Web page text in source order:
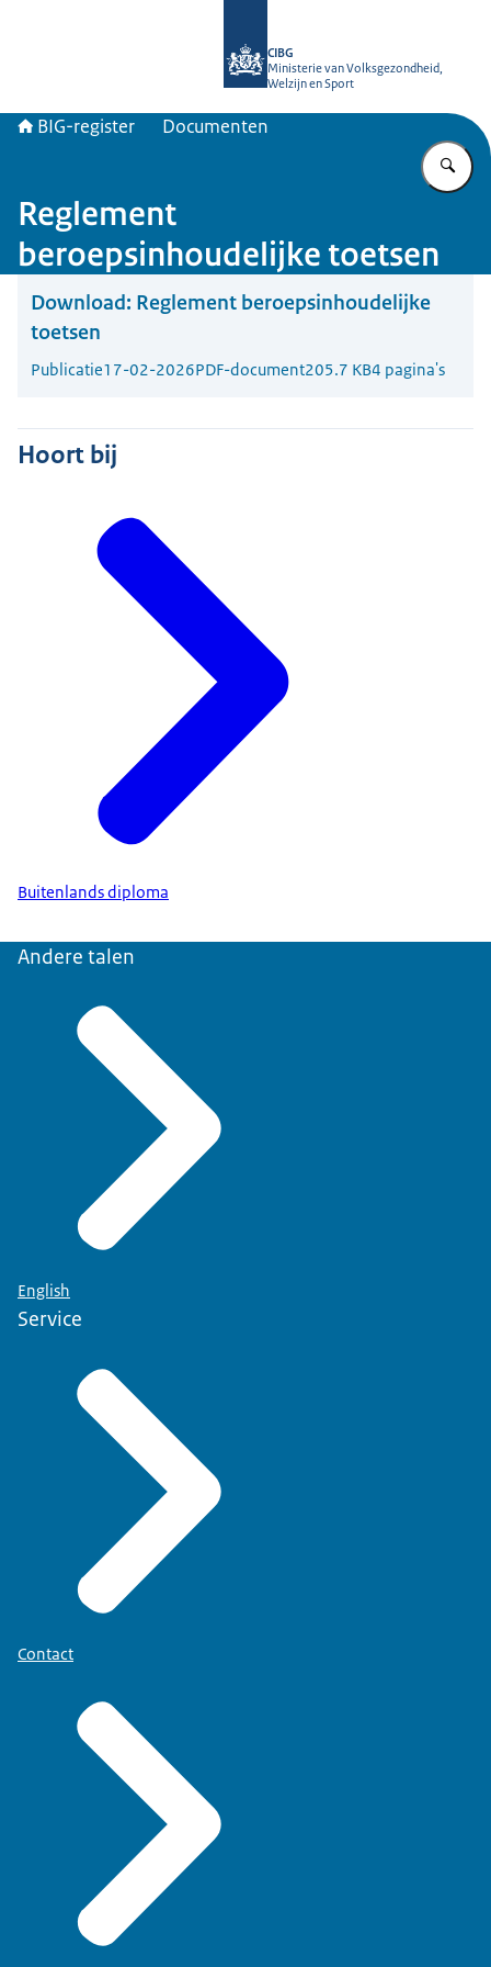
CIBG
Ministerie van Volksgezondheid,
Welzijn en Sport
BIG-register Documenten
Reglement
beroepsinhoudelijke toetsen
Download: Reglement beroepsinhoudelijke
toetsen
Publicatie17-02-2026PDF-document205.7 KB4 pagina's
Hoort bij
Buitenlands diploma
Andere talen
English
Service
Contact